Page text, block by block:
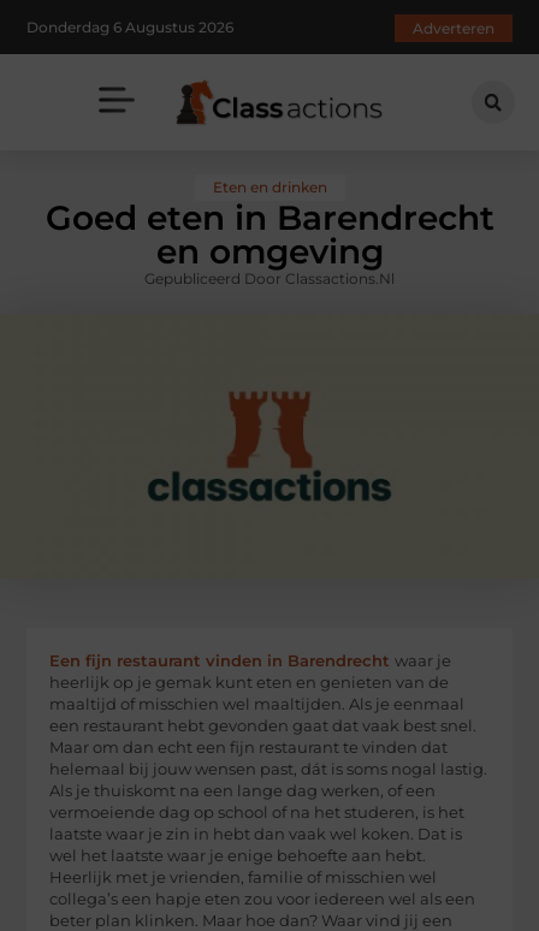
Donderdag 6 Augustus 2026 Adverteren
Eten en drinken
Goed eten in Barendrecht
en omgeving
Gepubliceerd Door Classactions.nl
Een fijn restaurant vinden in Barendrechtwaar je
heerlijk op je gemak kunt eten en genieten van de
maaltijd of misschien wel maaltijden. Als je eenmaal
een restaurant hebt gevonden gaat dat vaak best snel.
Maar om dan echt een fijn restaurant te vinden dat
helemaal bij jouw wensen past, dát is soms nogal lastig.
Als je thuiskomt na een lange dag werken, of een
vermoeiende dag op school of na het studeren, is het
laatste waar je zin in hebt dan vaak wel koken. Dat is
wel het laatste waar je enige behoefte aan hebt.
Heerlijk met je vrienden, familie of misschien wel
collega’s een hapje eten zou voor iedereen wel als een
beter plan klinken. Maar hoe dan? Waar vind jij een